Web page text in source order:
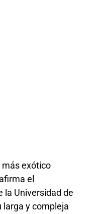
más exótico
el
la Universidad de
larga y compleja